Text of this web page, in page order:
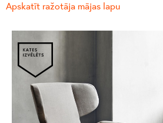
Apskatīt ražotāja mājas lapu